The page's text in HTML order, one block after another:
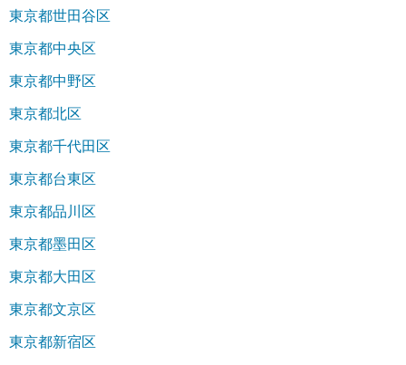
東京都世田谷区
東京都中央区
東京都中野区
東京都北区
東京都千代田区
東京都台東区
東京都品川区
東京都墨田区
東京都大田区
東京都文京区
東京都新宿区